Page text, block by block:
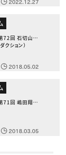
72回 石切山義
クション）
2018.05.02
71回 嶋田翔太
2018.03.05